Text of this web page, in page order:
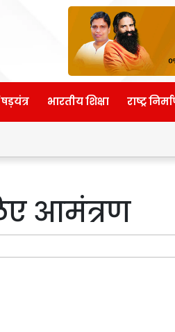
भारतीय शिक्षा राष्ट्र
आमंत्रण